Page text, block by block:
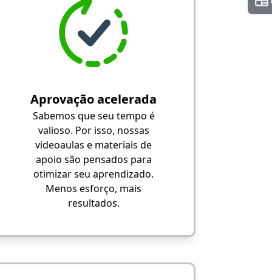
Aprovação acelerada
Sabemos que seu tempo é
valioso. Por isso, nossas
videoaulas e materiais de
apoio são pensados para
otimizar seu aprendizado.
Menos esforço, mais
resultados.